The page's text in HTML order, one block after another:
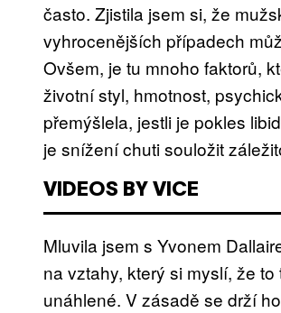
často. Zjistila jsem si, že
vyhrocenějších případech
Ovšem, je tu mnoho faktorů,
životní styl, hmotnost,
přemýšlela, jestli je pokles
je snížení chuti souložit
VIDEOS BY VICE
Mluvila jsem s Yvonem
na vztahy, který si myslí, že
unáhlené. V zásadě se drží